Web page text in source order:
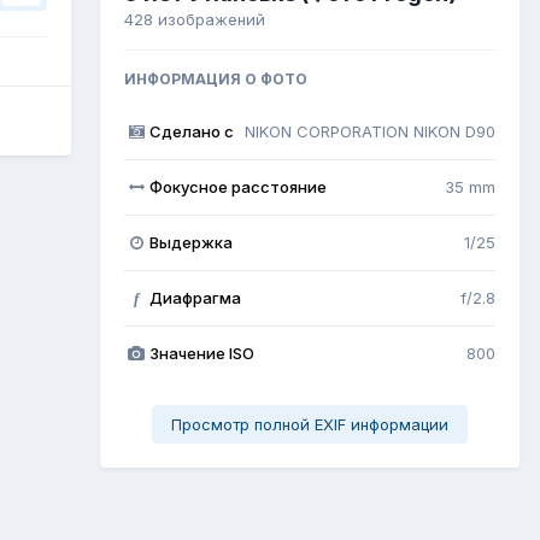
428 изображений
ИНФОРМАЦИЯ О ФОТО
Сделано с NIKON CORPORATION NIKON D90
Фокусное расстояние 35 mm
Выдержка 1/25
f Диафрагма f/2.8
Значение ISO 800
Просмотр полной EXIF информации